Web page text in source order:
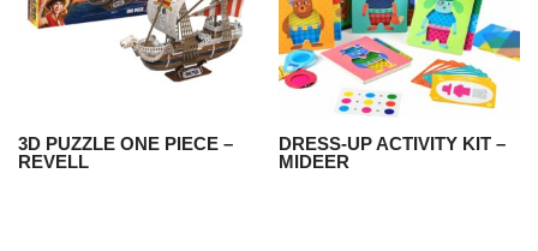
3D PUZZLE ONE PIECE –
REVELL
DRESS-UP ACTIVITY KIT –
MIDEER